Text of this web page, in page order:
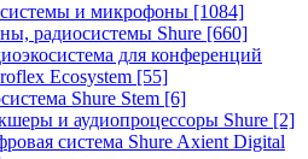
и микрофоны [1084]
радиосистемы Shure [660]
для конференций
Ecosystem [55]
Shure Stem [6]
и аудиопроцессоры Shure [2]
система Shure Axient Digital